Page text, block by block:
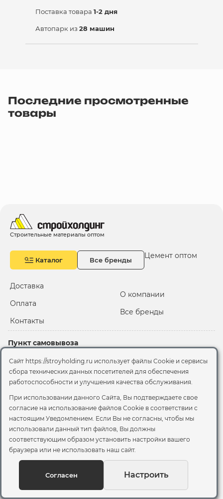
Поставка товара 1-2 дня
Автопарк из 28 машин
Последние просмотренные
товары
Строительные материалы оптом
Каталог Все бренды Цемент оптом
Доставка
Оплата
Контакты
О компании
Все бренды
Пункт самовывоза
2-й Иртышский проезд,
территория 2А стр.3
Офис
Москва, ул. Вятская, 49с1
© 2026 Стройхолдинг | г. Москва
Договор оферта
Политика конфиденциальности
Вы можете отозвать своё согласие, написав на
sales@stroyholding.ru
Сайт https://stroyholding.ru использует файлы Cookie и сервисы
сбора технических данных посетителей для обеспечения
работоспособности и улучшения качества обслуживания.
При использовании данного Сайта, Вы подтверждаете свое
согласие на использование файлов Cookie в соответствии с
настоящим Уведомлением. Если Вы не согласны, чтобы мы
использовали данный тип файлов, Вы должны
соответствующим образом установить настройки вашего
браузера или не использовать наш сайт.
Согласен Настроить